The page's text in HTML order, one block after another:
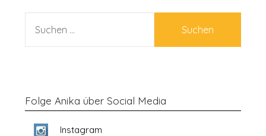
NACH:
Folge Anika über Social Media
Instagram